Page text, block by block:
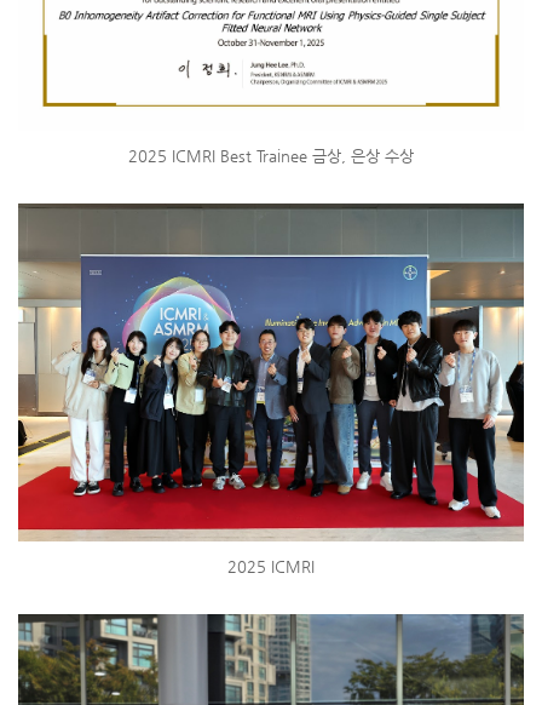
2025 ICMRI Best Trainee 금상, 은상 수상
2025 ICMRI